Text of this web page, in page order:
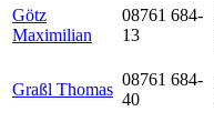
Götz
Maximilian
08761 684-
13
Graßl Thomas
08761 684-
40